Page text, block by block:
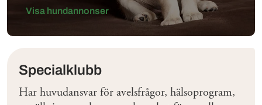
Visa hundannonser
Specialklubb
Har huvudansvar för avelsfrågor, hälsoprogram,